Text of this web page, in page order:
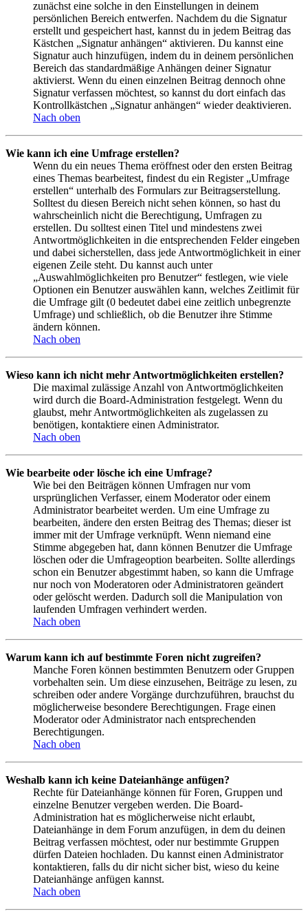
zunächst eine solche in den Einstellungen in deinem
persönlichen Bereich entwerfen. Nachdem du die Signatur
erstellt und gespeichert hast, kannst du in jedem Beitrag das
Kästchen „Signatur anhängen“ aktivieren. Du kannst eine
Signatur auch hinzufügen, indem du in deinem persönlichen
Bereich das standardmäßige Anhängen deiner Signatur
aktivierst. Wenn du einen einzelnen Beitrag dennoch ohne
Signatur verfassen möchtest, so kannst du dort einfach das
Kontrollkästchen „Signatur anhängen“ wieder deaktivieren.
Nach oben
Wie kann ich eine Umfrage erstellen?
Wenn du ein neues Thema eröffnest oder den ersten Beitrag
eines Themas bearbeitest, findest du ein Register „Umfrage
erstellen“ unterhalb des Formulars zur Beitragserstellung.
Solltest du diesen Bereich nicht sehen können, so hast du
wahrscheinlich nicht die Berechtigung, Umfragen zu
erstellen. Du solltest einen Titel und mindestens zwei
Antwortmöglichkeiten in die entsprechenden Felder eingeben
und dabei sicherstellen, dass jede Antwortmöglichkeit in einer
eigenen Zeile steht. Du kannst auch unter
„Auswahlmöglichkeiten pro Benutzer“ festlegen, wie viele
Optionen ein Benutzer auswählen kann, welches Zeitlimit für
die Umfrage gilt (0 bedeutet dabei eine zeitlich unbegrenzte
Umfrage) und schließlich, ob die Benutzer ihre Stimme
ändern können.
Nach oben
Wieso kann ich nicht mehr Antwortmöglichkeiten erstellen?
Die maximal zulässige Anzahl von Antwortmöglichkeiten
wird durch die Board-Administration festgelegt. Wenn du
glaubst, mehr Antwortmöglichkeiten als zugelassen zu
benötigen, kontaktiere einen Administrator.
Nach oben
Wie bearbeite oder lösche ich eine Umfrage?
Wie bei den Beiträgen können Umfragen nur vom
ursprünglichen Verfasser, einem Moderator oder einem
Administrator bearbeitet werden. Um eine Umfrage zu
bearbeiten, ändere den ersten Beitrag des Themas; dieser ist
immer mit der Umfrage verknüpft. Wenn niemand eine
Stimme abgegeben hat, dann können Benutzer die Umfrage
löschen oder die Umfrageoption bearbeiten. Sollte allerdings
schon ein Benutzer abgestimmt haben, so kann die Umfrage
nur noch von Moderatoren oder Administratoren geändert
oder gelöscht werden. Dadurch soll die Manipulation von
laufenden Umfragen verhindert werden.
Nach oben
Warum kann ich auf bestimmte Foren nicht zugreifen?
Manche Foren können bestimmten Benutzern oder Gruppen
vorbehalten sein. Um diese einzusehen, Beiträge zu lesen, zu
schreiben oder andere Vorgänge durchzuführen, brauchst du
möglicherweise besondere Berechtigungen. Frage einen
Moderator oder Administrator nach entsprechenden
Berechtigungen.
Nach oben
Weshalb kann ich keine Dateianhänge anfügen?
Rechte für Dateianhänge können für Foren, Gruppen und
einzelne Benutzer vergeben werden. Die Board-
Administration hat es möglicherweise nicht erlaubt,
Dateianhänge in dem Forum anzufügen, in dem du deinen
Beitrag verfassen möchtest, oder nur bestimmte Gruppen
dürfen Dateien hochladen. Du kannst einen Administrator
kontaktieren, falls du dir nicht sicher bist, wieso du keine
Dateianhänge anfügen kannst.
Nach oben